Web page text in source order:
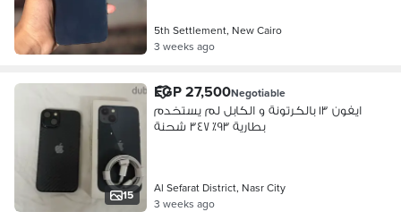
5th Settlement, New Cairo
3 weeks ago
15
EGP 27,500Negotiable
ايفون ١٣ بالكرتونة و الكابل لم يستخدم
بطارية ٩٣٪؜ ٣٤٧ شحنة
Al Sefarat District, Nasr City
3 weeks ago